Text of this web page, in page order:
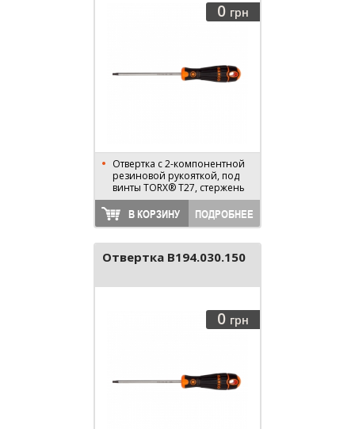
0 грн
Отвертка с 2-компонентной
резиновой рукояткой, под
винты TORX® T27, стержень
125 мм, длина 230 мм
В КОРЗИНУ ПОДРОБНЕЕ
Отвертка B194.030.150
0 грн